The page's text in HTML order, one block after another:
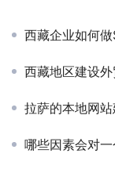
西藏企业如何
西藏地区建设
拉萨的本地网
哪些因素会对